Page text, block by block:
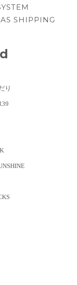
SHIPPING
り